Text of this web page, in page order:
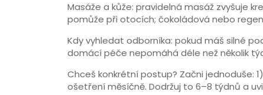
Masáže a kůže: pravidelná masáž zvyšuje
pomůže při otocích; čokoládová nebo
Kdy vyhledat odborníka: pokud máš silné
domácí péče nepomáhá déle než několik
Chceš konkrétní postup? Začni jednoduše:
ošetření měsíčně. Dodržuj to 6–8 týdnů a